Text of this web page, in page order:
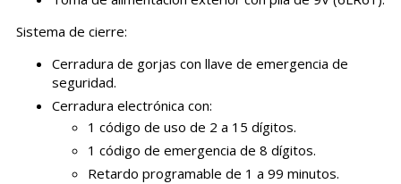
Sistema de cierre:
Cerradura de gorjas con llave de emergencia de
seguridad.
Cerradura electrónica con:
1 código de uso de 2 a 15 dígitos.
1 código de emergencia de 8 dígitos.
Retardo programable de 1 a 99 minutos.